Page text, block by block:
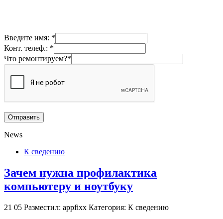
Введите имя: *
Конт. телеф.: *
Что ремонтируем?*
News
К сведению
Зачем нужна профилактика
компьютеру и ноутбуку
21 05 Разместил: appfixx Категория: К сведению